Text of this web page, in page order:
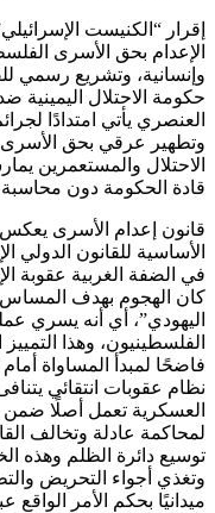
إقرار “الكنيست
الإعدام بحق الأسرى
وإنسانية، وتشريع رسمي
حكومة الاحتلال اليمينية
العنصري يأتي امتدادًا
وتطهير عرقي بحق
الاحتلال والمستعمرين
قادة الحكومة دون
قانون إعدام الأسرى يعكس
الأساسية للقانون
في الضفة الغربية عقوبة
كان الهجوم بهدف
اليهودي”، أي أنه يسري
الفلسطينيون، وهذا
فاضحًا لمبدأ المساواة
نظام عقوبات انتقائي
العسكرية تعمل أصلًا ضمن
لمحاكمة عادلة وتخالف
توسيع دائرة الظلم وهذه
وتغذي أجواء التحريض
ميدانيًا بحكم الأمر